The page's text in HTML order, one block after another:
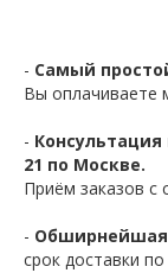
- Самый
Вы оплачиваете
- Консультация
21 по Москве.
Приём заказов с
- Обширнейшая
срок доставки